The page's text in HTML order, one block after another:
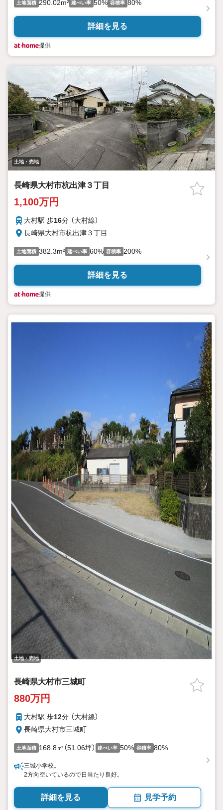
土地面積 290.02m² 建ぺい率 50% 容積率 80%
詳細を見る
提供
土地・売地
長崎県大村市杭出津３丁目
1,100万円
大村駅 歩16分 （大村線）
長崎県大村市杭出津３丁目
土地面積 382.3m² 建ぺい率 60% 容積率 200%
詳細を見る
提供
土地・売地
長崎県大村市三城町
880万円
大村駅 歩12分 （大村線）
長崎県大村市三城町
土地面積 168.8㎡（51.06坪） 建ぺい率 50% 容積率 80%
三城小学校。
2方向空いているので日当たり良好。
詳細を見る 見学予約